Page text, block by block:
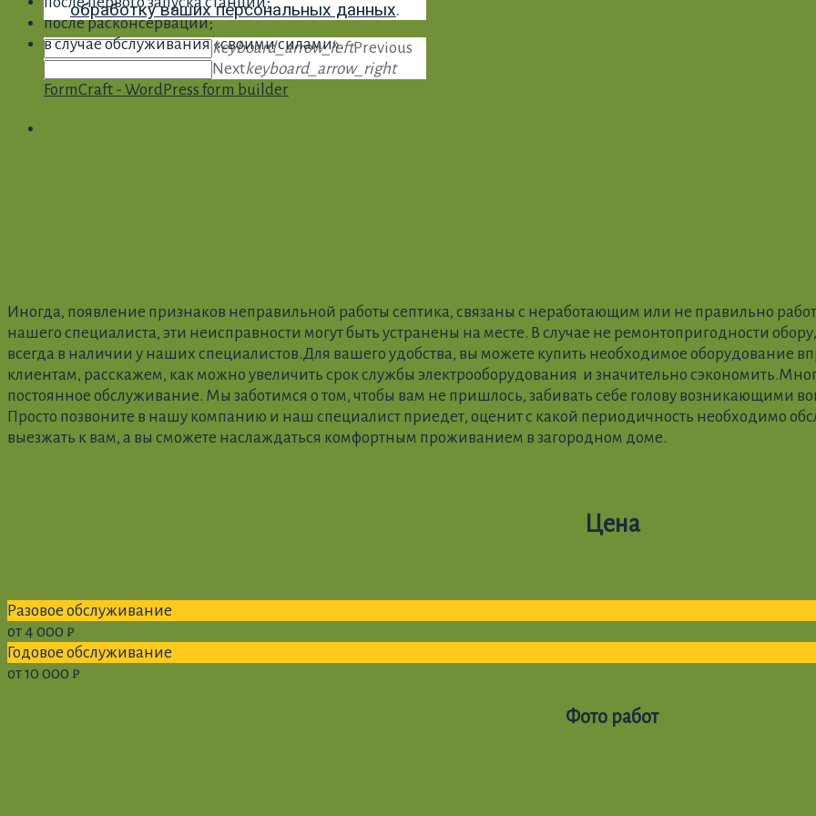
обработку ваших персональных данных.
keyboard_arrow_leftPrevious
Nextkeyboard_arrow_right
FormCraft - WordPress form builder
после расконсервации;
в случае обслуживания «своими силами».
Иногда, появление признаков неправильной работы септика, связаны с неработающим или не правильно
нашего специалиста, эти неисправности могут быть устранены на месте. В случае не ремонтопригодности
всегда в наличии у наших специалистов.Для вашего удобства, вы можете купить необходимое оборудование
клиентам, расскажем, как можно увеличить срок службы электрооборудования и значительно
постоянное обслуживание. Мы заботимся о том, чтобы вам не пришлось, забивать себе голову возникающими
Просто позвоните в нашу компанию и наш специалист приедет, оценит с какой периодичность необходимо
выезжать к вам, а вы сможете наслаждаться комфортным проживанием в загородном доме.
Цена
Разовое обслуживание
от 4 000 ₽
Годовое обслуживание
от 10 000 ₽
Фото работ